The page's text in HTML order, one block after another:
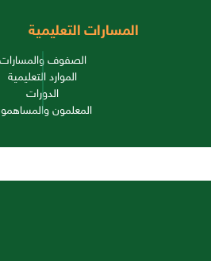
المسارات التعليمية
الصفوف والمسارات
الموارد التعليمية
الدورات
المعلمون